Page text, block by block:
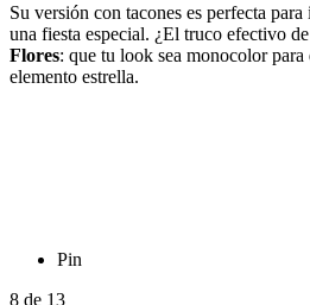
Su versión con tacones es perfecta
una fiesta especial. ¿El truco efectivo
Flores: que tu look sea monocolor para
elemento estrella.
Pin
8 de 13